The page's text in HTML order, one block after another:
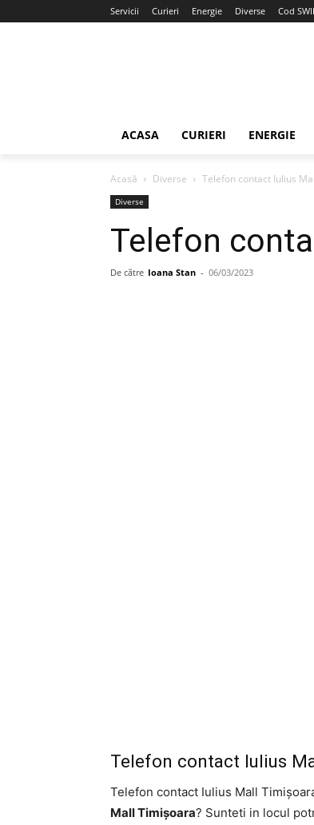
Servicii Curieri Energie Diverse Cod
ACASA CURIERI ENERGIE
Acasă Diverse Telefon contact Iulius
Diverse
Telefon
De către Ioana Stan - 06/03/2023
Telefon contact Iulius
Telefon contact Iulius Mall
Mall Timișoara? Sunteti in locul